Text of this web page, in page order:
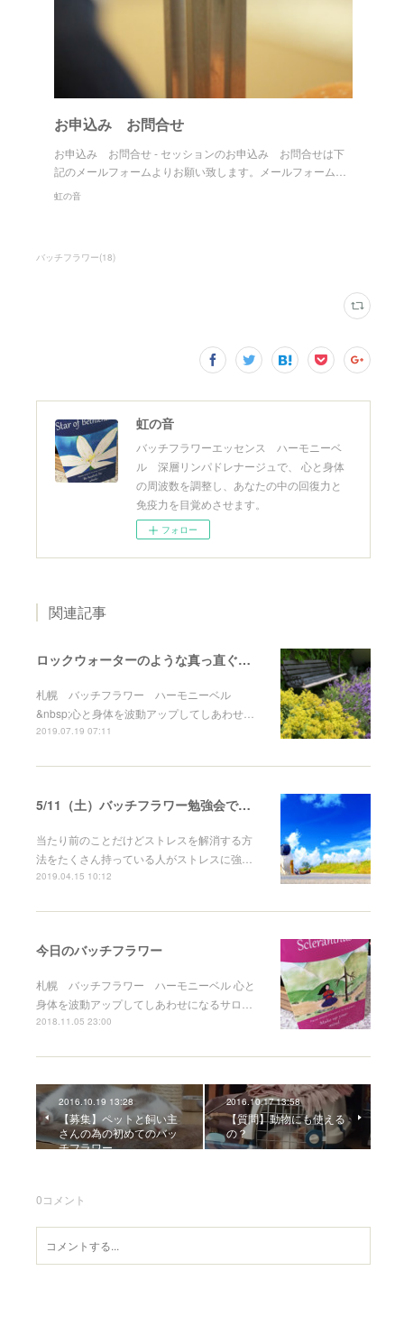
お申込み お問合せ
お申込み お問合せ - セッションのお申込み お問合せは下
記のメールフォームよりお願い致します。メールフォーム…
虹の音
バッチフラワー(18)
虹の音
バッチフラワーエッセンス ハーモニーベ
ル 深層リンパドレナージュで、 心と身体
の周波数を調整し、あなたの中の回復力と
免疫力を目覚めさせます。
フォロー
関連記事
ロックウォーターのような真っ直ぐな人。
札幌 バッチフラワー ハーモニーベル
&nbsp;心と身体を波動アップしてしあわせ…
2019.07.19 07:11
5/11（土）バッチフラワー勉強会です。
当たり前のことだけどストレスを解消する方
法をたくさん持っている人がストレスに強…
2019.04.15 10:12
今日のバッチフラワー
札幌 バッチフラワー ハーモニーベル 心と
身体を波動アップしてしあわせになるサロ…
2018.11.05 23:00
2016.10.19 13:28
【募集】ペットと飼い主
さんの為の初めてのバッ
チフラワー
2016.10.17 13:58
【質問】動物にも使える
の？
0コメント